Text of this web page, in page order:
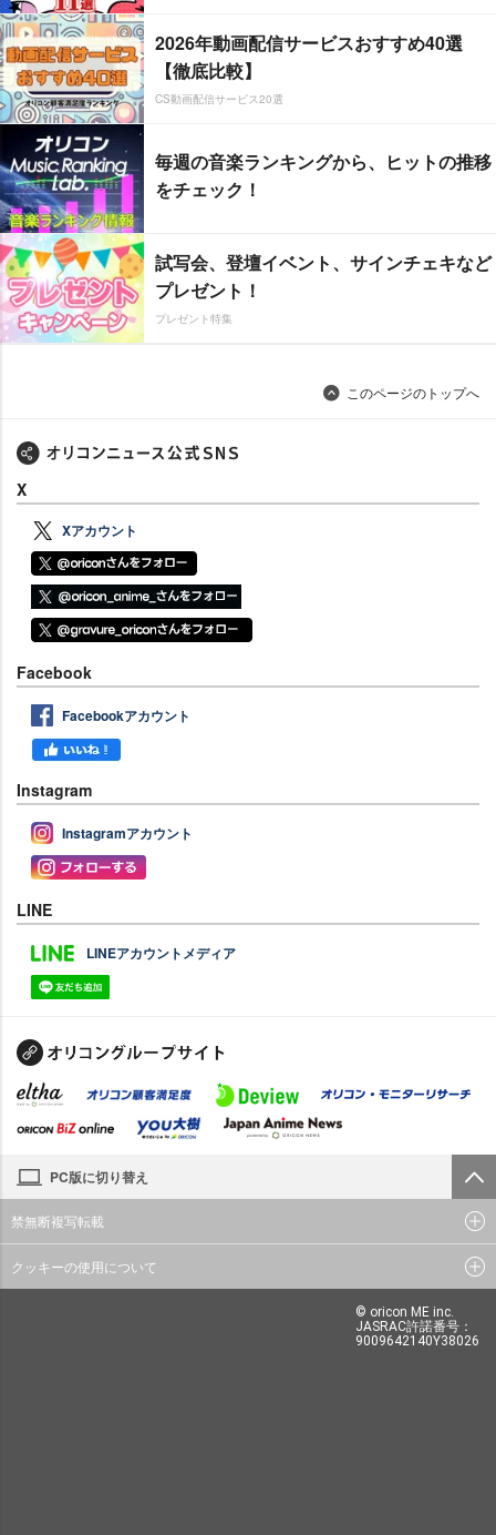
2026年動画配信サービスおすすめ40選
【徹底比較】
CS動画配信サービス20選
毎週の音楽ランキングから、ヒットの推移
をチェック！
試写会、登壇イベント、サインチェキなど
プレゼント！
プレゼント特集
このページのトップへ
X
Xアカウント
Facebook
Facebookアカウント
Instagram
Instagramアカウント
LINE
LINEアカウントメディア
PC版に切り替え
禁無断複写転載
クッキーの使用について
© oricon ME inc.
JASRAC許諾番号：
9009642140Y38026